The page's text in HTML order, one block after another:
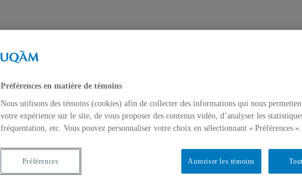
Préférences en matière de témoins
Nous utilisons des témoins (cookies) afin de collecter des informations qui nous
votre expérience sur le site, de vous proposer des contenus vidéo, d’analyser les
fréquentation, etc. Vous pouvez personnaliser votre choix en sélectionnant « Préférences ».
Autoriser les témoins
Préférences